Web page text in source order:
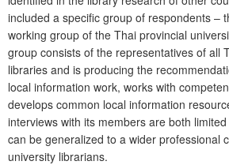
included a specific group of respondents –
working group of the Thai provincial
group consists of the representatives of all
libraries and is producing the
local information work, works with
develops common local information
interviews with its members are both
can be generalized to a wider professional
university librarians.